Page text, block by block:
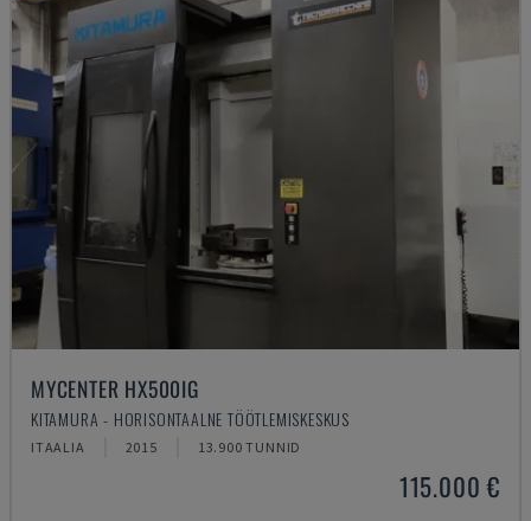
MYCENTER HX500IG
KITAMURA - HORISONTAALNE TÖÖTLEMISKESKUS
ITAALIA 2015 13.900 TUNNID
115.000 €